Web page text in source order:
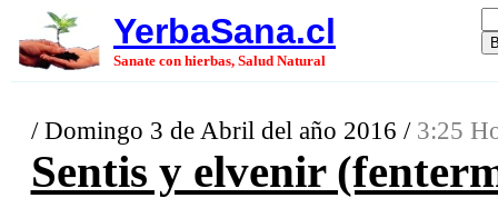
YerbaSana.cl
Sanate con hierbas, Salud Natural
/ Domingo 3 de Abril del año 2016 / 3:25
Sentis y elvenir